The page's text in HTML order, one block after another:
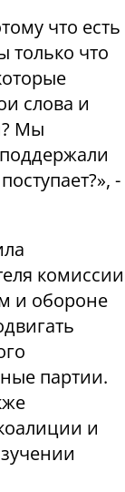
что есть
только что
слова и
Мы
-
комиссии
и обороне
партии.
и